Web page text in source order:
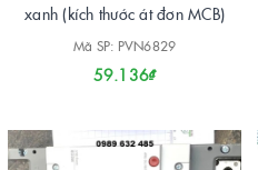
xanh (kích thước át đơn MCB)
Mã SP: PVN6829
59.136₫